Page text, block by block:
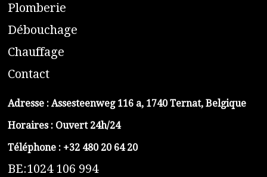
​Plomberie
Débouchage
Chauffage
Contact
Adresse : Assesteenweg 116 a, 1740 Ternat, Belgique
Horaires : Ouvert 24h/24
Téléphone : +32 480 20 64 20
BE:1024 106 994